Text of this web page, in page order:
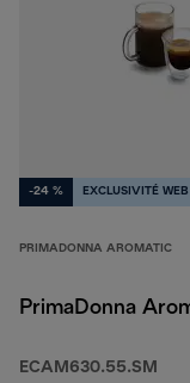
-24 % EXCLUSIVITÉ WEB
PRIMADONNA AROMATIC
PrimaDonna
ECAM630.55.SM